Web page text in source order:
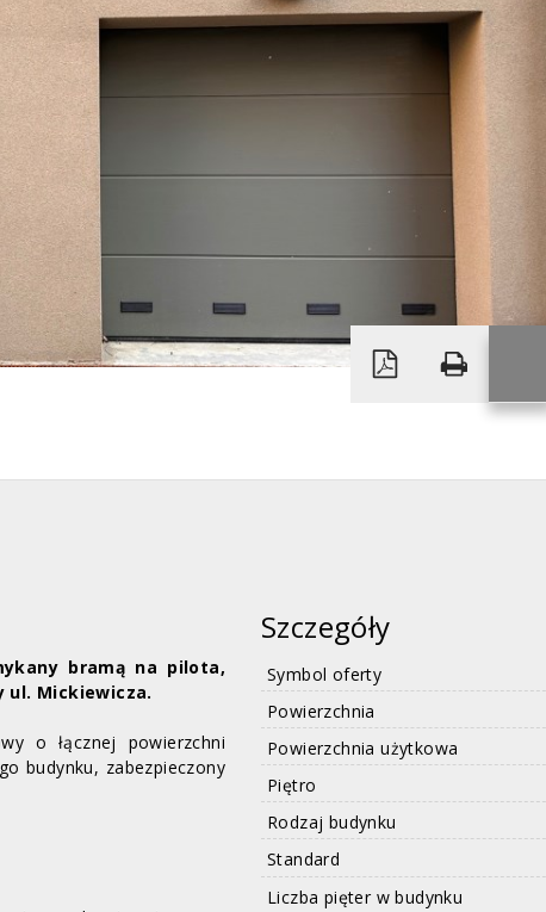
bramą na pilota,
ul. Mickiewicza.
o łącznej powierzchni
budynku, zabezpieczony
Szczegóły
Symbol oferty
Powierzchnia
Powierzchnia użytkowa
Piętro
Rodzaj budynku
Standard
Liczba pięter w budynku